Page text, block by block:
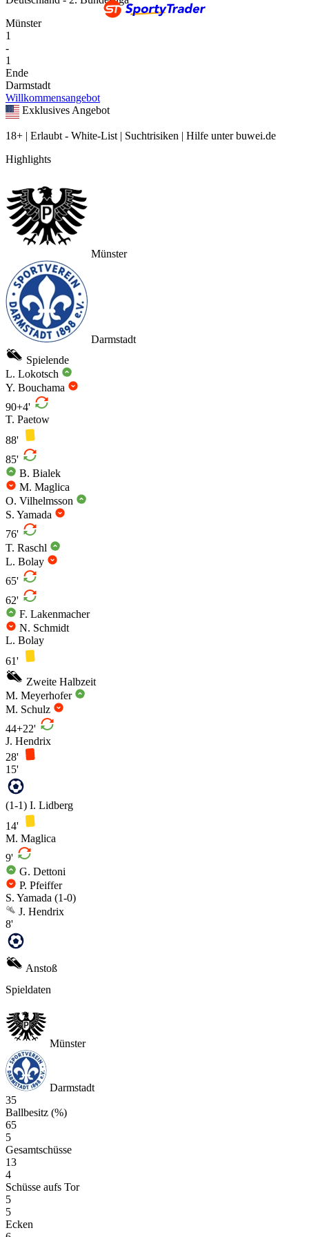
Münster
1
-
1
Ende
Darmstadt
Willkommensangebot
Exklusives Angebot
18+ | Erlaubt - White-List | Suchtrisiken | Hilfe unter buwei.de
Highlights
Münster
Darmstadt
Spielende
L. Lokotsch
Y. Bouchama
90+4'
T. Paetow
88'
85'
B. Bialek
M. Maglica
O. Vilhelmsson
S. Yamada
76'
T. Raschl
L. Bolay
65'
62'
F. Lakenmacher
N. Schmidt
L. Bolay
61'
Zweite Halbzeit
M. Meyerhofer
M. Schulz
44+22'
J. Hendrix
28'
15'
(1-1) I. Lidberg
14'
M. Maglica
9'
G. Dettoni
P. Pfeiffer
S. Yamada (1-0)
J. Hendrix
8'
Anstoß
Spieldaten
Münster
Darmstadt
35
Ballbesitz (%)
65
5
Gesamtschüsse
13
4
Schüsse aufs Tor
5
5
Ecken